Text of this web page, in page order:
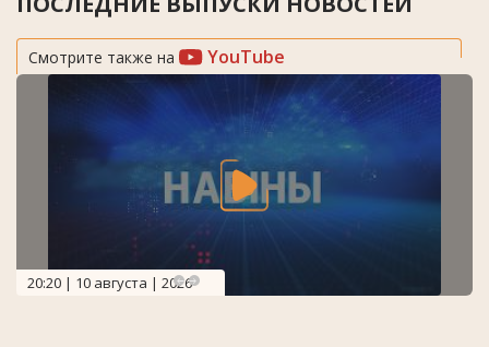
Смотрите также на YouTube
20:20 | 10 августа | 2026